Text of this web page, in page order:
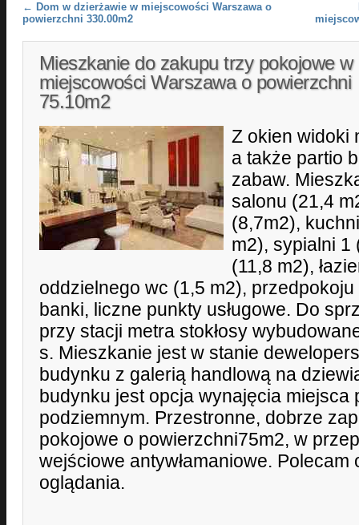
Post navigation
← Dom w dzierżawie w miejscowości Warszawa o
powierzchni 330.00m2
Mieszkanie do zakupu trzy pokojowe w
miejscowości Warszawa o powierzchni
75.10m2
Z okien widoki
a także partio
zabaw.
salonu (21,4
(8,7m2),
m2), sypialni 1
(11,8 m2),
oddzielnego wc (1,5 m2), przedpokoju
banki, liczne punkty usługowe. Do
przy stacji metra stokłosy
s. Mieszkanie jest w stanie
budynku z galerią handlową na
budynku jest opcja wynajęcia miejsca
podziemnym. Przestronne, dobrze
pokojowe o powierzchni75m2, w
wejściowe antywłamaniowe.
oglądania.